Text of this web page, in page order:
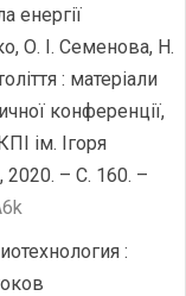
енергії
О. І. Семенова, Н.
: матеріали
конференції,
ім. Ігоря
2020. – С. 160. –
: